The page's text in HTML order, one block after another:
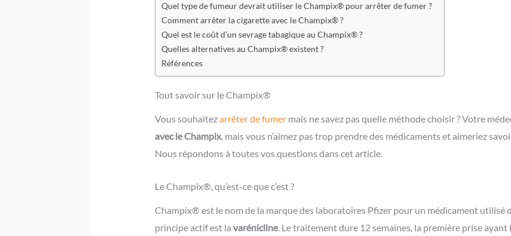
Quel type de fumeur devrait utiliser le Champix® pour arrêter de fumer ?
Comment arrêter la cigarette avec le Champix® ?
Quel est le coût d’un sevrage tabagique au Champix® ?
Quelles alternatives au Champix® existent ?
Références
Tout savoir sur le Champix®
Vous souhaitezarrêter de fumermais ne savez pas quelle méthode choisir ? Votre
avec le Champix, mais vous n’aimez pas trop prendre des médicaments et aimeriez
Nous répondons à toutes vos questions dans cet article.
Le Champix®, qu’est-ce que c’est ?
Champix® est le nom de la marque des laboratoires Pfizer pour un médicament utilisé
principe actif est la varénicline. Le traitement dure 12 semaines, la première prise